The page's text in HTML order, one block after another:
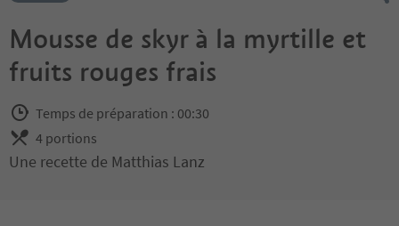
Mousse de skyr à la myrtille et
fruits rouges frais
Temps de préparation : 00:30
4 portions
Une recette de Matthias Lanz